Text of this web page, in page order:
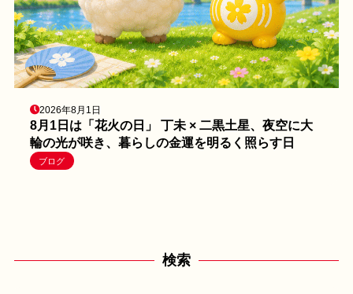
2026年8月1日
8月1日は「花火の日」 丁未 × 二黒土星、夜空に大
輪の光が咲き、暮らしの金運を明るく照らす日
ブログ
検索